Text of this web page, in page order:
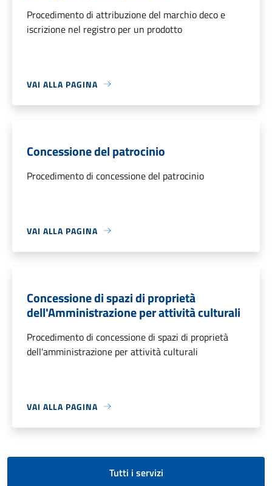
Procedimento di attribuzione del marchio deco e
iscrizione nel registro per un prodotto
VAI ALLA PAGINA
Concessione del patrocinio
Procedimento di concessione del patrocinio
VAI ALLA PAGINA
Concessione di spazi di proprietà
dell'Amministrazione per attività culturali
Procedimento di concessione di spazi di proprietà
dell'amministrazione per attività culturali
VAI ALLA PAGINA
Tutti i servizi